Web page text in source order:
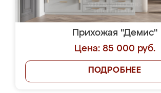
Прихожая "Демис"
Цена: 85 000 руб.
ПОДРОБНЕЕ